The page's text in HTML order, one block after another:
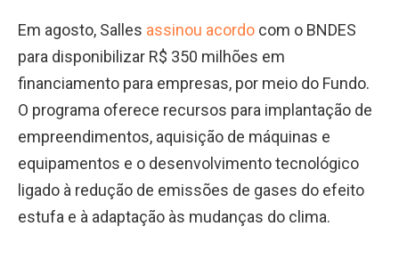
Em agosto, Salles assinou acordo com o BNDES
para disponibilizar R$ 350 milhões em
financiamento para empresas, por meio do Fundo.
O programa oferece recursos para implantação de
empreendimentos, aquisição de máquinas e
equipamentos e o desenvolvimento tecnológico
ligado à redução de emissões de gases do efeito
estufa e à adaptação às mudanças do clima.